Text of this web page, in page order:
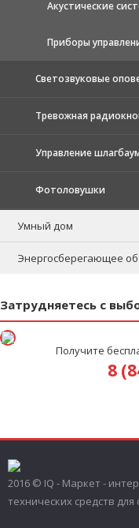
Акустические
Приборы
Светозвуковые
Тревожная
Управление
Фотоловушки
Умный дом
Энергосберегающее
Затрудняетесь с
Получите
8
2016 © IQ - Маркет -
технических средств